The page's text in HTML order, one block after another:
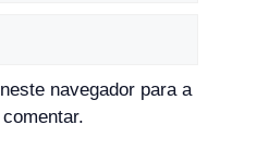
navegador para a